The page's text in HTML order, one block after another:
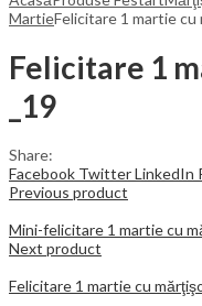
MartieFelicitare 1 martie cu
Felicitare 1
_19
Share:
Facebook TwitterLinkedIn
Previous product
Mini-felicitare 1 martie cu
Next product
Felicitare 1 martie cu